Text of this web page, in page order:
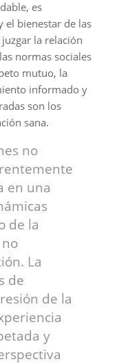
es
el bienestar de las
la relación
normas sociales
mutuo, la
informado y
son los
sana.
no
en una
de la
La
de
de la
y